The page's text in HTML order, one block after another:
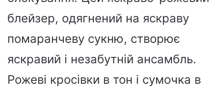
блейзер, одягнений на яскраву
помаранчеву сукню, створює
яскравий і незабутній ансамбль.
Рожеві кросівки в тон і сумочка в